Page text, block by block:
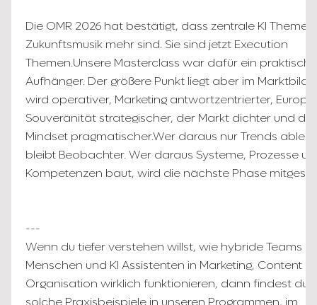
Die OMR 2026 hat bestätigt, dass zentrale KI
Zukunftsmusik mehr sind. Sie sind jetzt Execution
Themen.Unsere Masterclass war dafür ein
Aufhänger. Der größere Punkt liegt aber im Marktbild:
wird operativer, Marketing antwortzentrierter,
Souveränität strategischer, der Markt dichter und
Mindset pragmatischer.Wer daraus nur Trends
bleibt Beobachter. Wer daraus Systeme, Prozesse
Kompetenzen baut, wird die nächste Phase
---
Wenn du tiefer verstehen willst, wie hybride Teams
Menschen und KI Assistenten in Marketing, Content
Organisation wirklich funktionieren, dann findest du
solche Praxisbeispiele in unseren Programmen, im